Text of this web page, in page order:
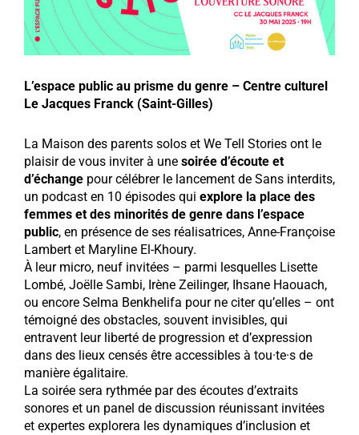
L’espace public au prisme du genre – Centre culturel
Le Jacques Franck (Saint-Gilles)
La Maison des parents solos et We Tell Stories ont le
plaisir de vous inviter à une soirée d’écoute et
d’échange pour célébrer le lancement de Sans interdits,
un podcast en 10 épisodes qui explore la place des
femmes et des minorités de genre dans l’espace
public, en présence de ses réalisatrices, Anne-Françoise
Lambert et Maryline El-Khoury.
À leur micro, neuf invitées – parmi lesquelles Lisette
Lombé, Joëlle Sambi, Irène Zeilinger, Ihsane Haouach,
ou encore Selma Benkhelifa pour ne citer qu’elles – ont
témoigné des obstacles, souvent invisibles, qui
entravent leur liberté de progression et d’expression
dans des lieux censés être accessibles à tou·te·s de
manière égalitaire.
La soirée sera rythmée par des écoutes d’extraits
sonores et un panel de discussion réunissant invitées
et expertes explorera les dynamiques d’inclusion et